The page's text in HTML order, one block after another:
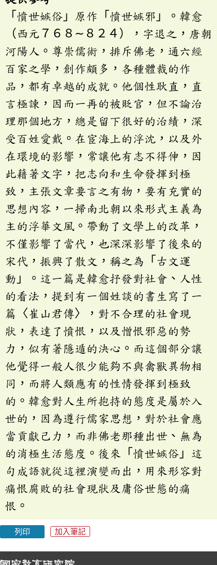
「憤世嫉俗」原作「憤世嫉邪」。韓愈
（西元７６８∼８２４），字退之，唐朝
河陽人。尊崇儒術，排斥佛老，通六經
百家之學，創作頗多，各種體裁的作
品，都有卓越的成就。他個性耿直，直
言極諫，因而一再的被貶官，但不論治
理那個地方，總是留下很好的治績，深
受百姓愛戴。在宦海上的浮沈，以及外
在環境的影響，常讓他有志不得伸，因
此藉著文字，把志向和生命發揮到極
致，主張文章要言之有物，要有充實的
思想內容，一掃南北朝以來形式主義為
主的浮華文風。帶動了文學上的改革，
不僅影響了當代，也深深影響了後來的
宋代，振興了散文，稱之為「古文運
動」。這一篇是韓愈抒發對社會、人性
的看法，提到有一個姓談的書生寫了一
篇〈崔山君傳〉，對不合理的社會現
狀，表達了憤恨，以及憎恨邪惡的勢
力，似有著隱遁的決心。而這個部分讓
他覺得一般人很少能夠不與禽獸異物相
同，而將人類應有的性情發揮到極致
的。韓愈對人生所抱持的態度是屬於入
世的，因為遵行儒家思想，對於社會應
當貢獻己力，而非佛老那種出世、無為
的消極生活態度。後來「憤世嫉俗」這
句成語就從這裡演變而出，用來形容對
痛恨腐敗的社會現狀及庸俗世態的痛
恨。
列印 加入筆記